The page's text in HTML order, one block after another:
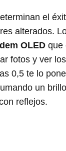
el
alterados.
OLED que
fotos y ver
0,5 te lo
un
reflejos.